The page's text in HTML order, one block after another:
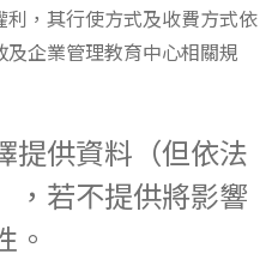
，其行使方式及收費方式依
企業管理教育中心相關規
提供資料（但依法
，若不提供將影響
。